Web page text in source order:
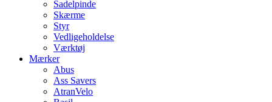
Sadelpinde
Skærme
Styr
Vedligeholdelse
Værktøj
Mærker
Abus
Ass Savers
AtranVelo